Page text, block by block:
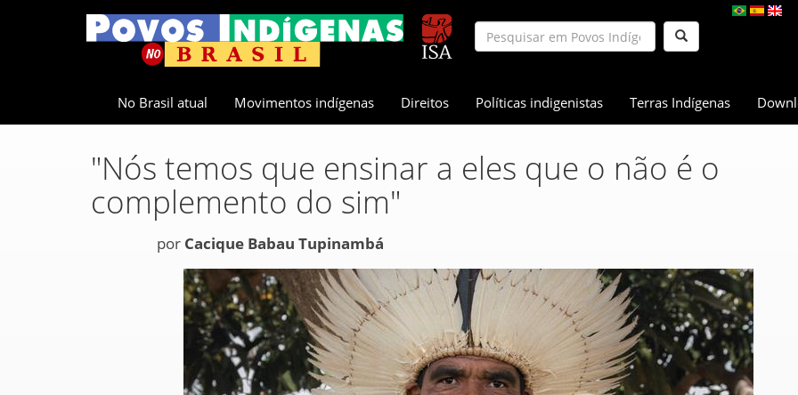
No Brasil atual Movimentos indígenas Direitos Políticas indigenistas Terras Indígenas
"Nós temos que ensinar a eles que o não é o
complemento do sim"
por Cacique Babau Tupinambá